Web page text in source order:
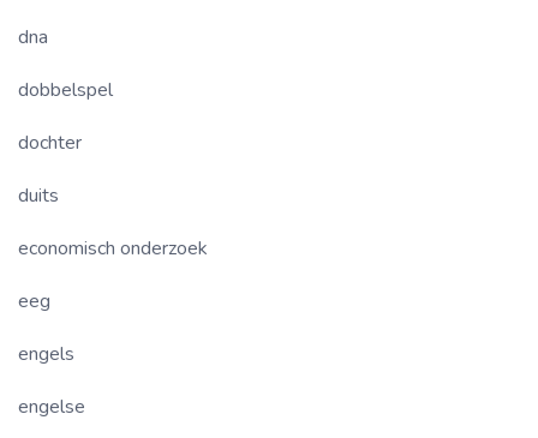
dna
dobbelspel
dochter
duits
economisch onderzoek
eeg
engels
engelse